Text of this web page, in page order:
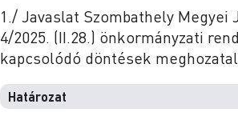
1./ Javaslat Szombathely
4/2025. (II.28.) önkormányzati
kapcsolódó döntések
Határozat